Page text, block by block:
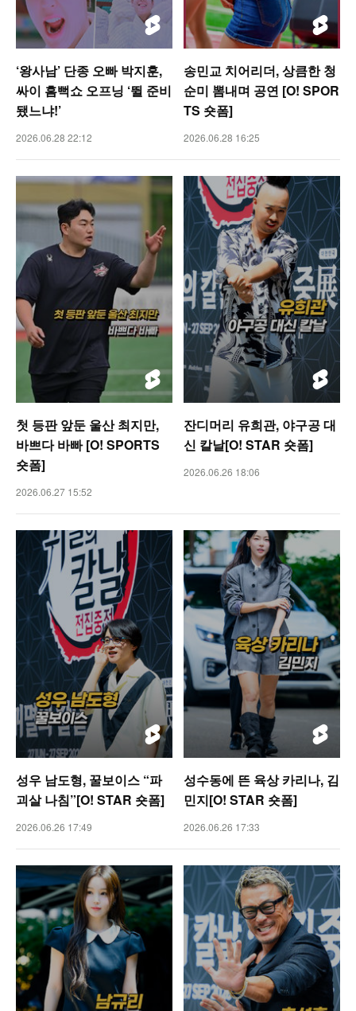
‘왕사남’ 단종 오빠 박지훈,
싸이 흠뻑쇼 오프닝 ‘뛸 준비
됐느냐!’
2026.06.28 22:12
송민교 치어리더, 상큼한 청
순미 뽐내며 공연 [O! SPOR
TS 숏폼]
2026.06.28 16:25
첫 등판 앞둔 울산 최지만,
바쁘다 바빠 [O! SPORTS
숏폼]
2026.06.27 15:52
잔디머리 유희관, 야구공 대
신 칼날[O! STAR 숏폼]
2026.06.26 18:06
성우 남도형, 꿀보이스 “파
괴살 나침”[O! STAR 숏폼]
2026.06.26 17:49
성수동에 뜬 육상 카리나, 김
민지[O! STAR 숏폼]
2026.06.26 17:33